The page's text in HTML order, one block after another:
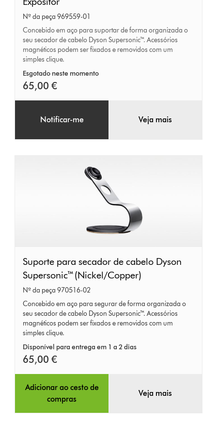
Nº da peça 969559-01
Concebido em aço para suportar de forma organizada o
seu secador de cabelo Dyson Supersonic™. Acessórios
magnéticos podem ser fixados e removidos com um
simples clique.
Esgotado neste momento
65,00 €
Notificar-me Veja mais
Suporte
para
secador
de
cabelo
Dyson
Supersonic™
(Nickel/Copper)
Suporte para secador de cabelo Dyson
Supersonic™ (Nickel/Copper)
Nº da peça 970516-02
Concebido em aço para segurar de forma organizada o
seu secador de cabelo Dyson Supersonic™. Acessórios
magnéticos podem ser fixados e removidos com um
simples clique.
Disponível para entrega em 1 a 2 dias
65,00 €
Adicionar ao cesto de
compras
Veja mais